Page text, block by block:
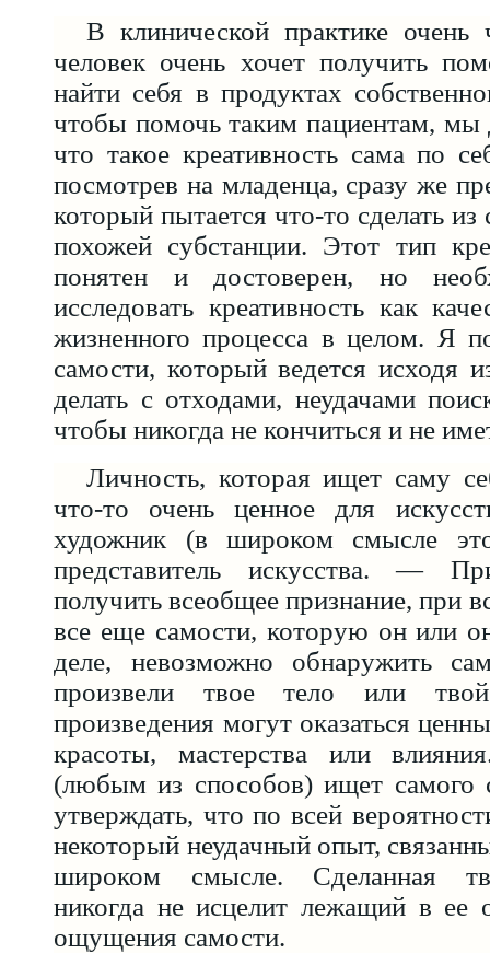
В клинической практике
человек очень хочет получить
найти себя в продуктах
чтобы помочь таким пациентам,
что такое креативность сама по
посмотрев на младенца, сразу же
который пытается что-то сделать
похожей субстанции. Этот тип
понятен и достоверен, но
исследовать креативность как
жизненного процесса в целом. Я
самости, который ведется исходя
делать с отходами, неудачами
чтобы никогда не кончиться и не
Личность, которая ищет саму
что-то очень ценное для
художник (в широком смысле
представитель искусства. —
получить всеобщее признание, при
все еще самости, которую он или
деле, невозможно обнаружить
произвели твое тело или
произведения могут оказаться
красоты, мастерства или
(любым из способов) ищет самого
утверждать, что по всей
некоторый неудачный опыт,
широком смысле. Сделанная
никогда не исцелит лежащий в ее
ощущения самости.